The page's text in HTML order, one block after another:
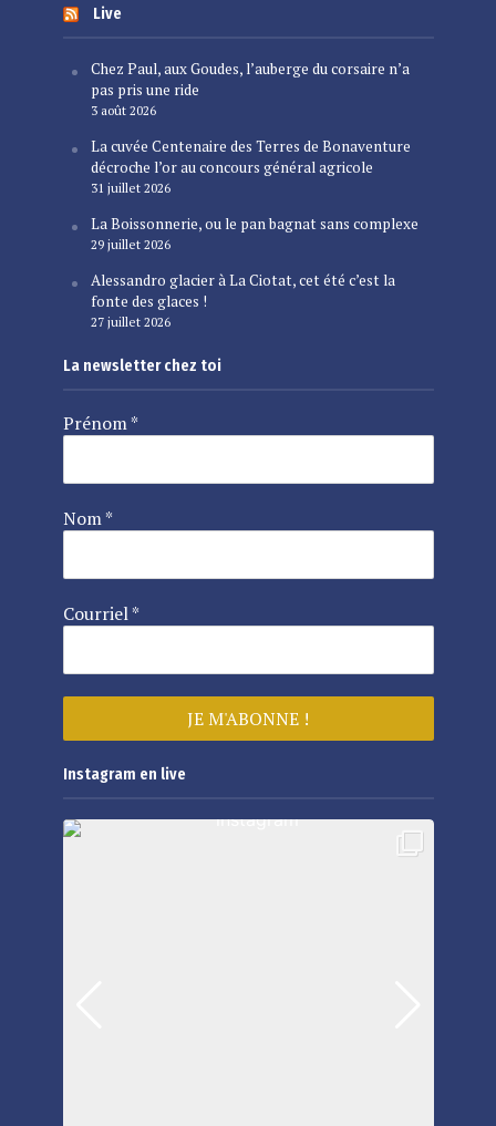
Live
Chez Paul, aux Goudes, l’auberge du corsaire n’a
pas pris une ride
3 août 2026
La cuvée Centenaire des Terres de Bonaventure
décroche l’or au concours général agricole
31 juillet 2026
La Boissonnerie, ou le pan bagnat sans complexe
29 juillet 2026
Alessandro glacier à La Ciotat, cet été c’est la
fonte des glaces !
27 juillet 2026
La newsletter chez toi
Prénom*
Nom*
Courriel*
Instagram en live